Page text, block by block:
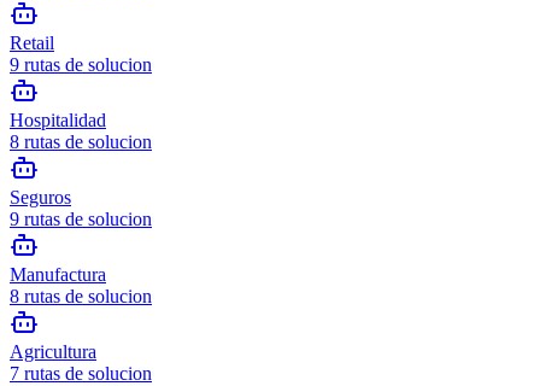
Retail
9 rutas de solucion
Hospitalidad
8 rutas de solucion
Seguros
9 rutas de solucion
Manufactura
8 rutas de solucion
Agricultura
7 rutas de solucion